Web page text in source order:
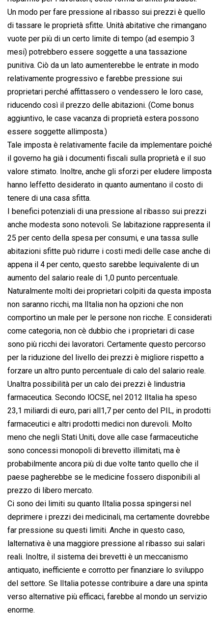
Un modo per fare pressione al ribasso sui prezzi è quello
di tassare le proprietà sfitte. Unità abitative che rimangano
vuote per più di un certo limite di tempo (ad esempio 3
mesi) potrebbero essere soggette a una tassazione
punitiva. Ciò da un lato aumenterebbe le entrate in modo
relativamente progressivo e farebbe pressione sui
proprietari perché affittassero o vendessero le loro case,
riducendo così il prezzo delle abitazioni. (Come bonus
aggiuntivo, le case vacanza di proprietà estera possono
essere soggette allimposta.)
Tale imposta è relativamente facile da implementare poiché
il governo ha già i documenti fiscali sulla proprietà e il suo
valore stimato. Inoltre, anche gli sforzi per eludere limposta
hanno leffetto desiderato in quanto aumentano il costo di
tenere di una casa sfitta.
I benefici potenziali di una pressione al ribasso sui prezzi
anche modesta sono notevoli. Se labitazione rappresenta il
25 per cento della spesa per consumi, e una tassa sulle
abitazioni sfitte può ridurre i costi medi delle case anche di
appena il 4 per cento, questo sarebbe lequivalente di un
aumento del salario reale di 1,0 punto percentuale.
Naturalmente molti dei proprietari colpiti da questa imposta
non saranno ricchi, ma lItalia non ha opzioni che non
comportino un male per le persone non ricche. E considerati
come categoria, non cè dubbio che i proprietari di case
sono più ricchi dei lavoratori. Certamente questo percorso
per la riduzione del livello dei prezzi è migliore rispetto a
forzare un altro punto percentuale di calo del salario reale.
Unaltra possibilità per un calo dei prezzi è lindustria
farmaceutica. Secondo lOCSE, nel 2012 lItalia ha speso 
23,1 miliardi di euro, pari all1,7 per cento del PIL, in prodotti
farmaceutici e altri prodotti medici non durevoli. Molto
meno che negli Stati Uniti, dove alle case farmaceutiche
sono concessi monopoli di brevetto illimitati, ma è
probabilmente ancora più di due volte tanto quello che il
paese pagherebbe se le medicine fossero disponibili al
prezzo di libero mercato.
Ci sono dei limiti su quanto lItalia possa spingersi nel
deprimere i prezzi dei medicinali, ma certamente dovrebbe
far pressione su questi limiti. Anche in questo caso,
lalternativa è una maggiore pressione al ribasso sui salari
reali. Inoltre, il sistema dei brevetti è un meccanismo
antiquato, inefficiente e corrotto per finanziare lo sviluppo
del settore. Se lItalia potesse contribuire a dare una spinta
verso alternative più efficaci, farebbe al mondo un servizio
enorme.